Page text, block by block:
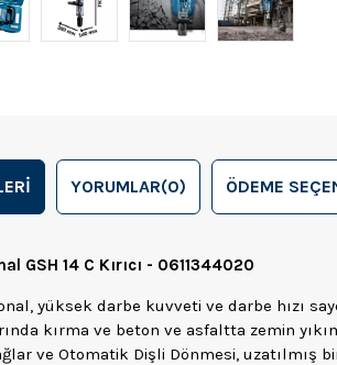
YORUMLAR(0) ÖDEME
GSH 14 C Kırıcı - 0611344020
yüksek darbe kuvveti ve darbe hızı
kırma ve beton ve asfaltta zemin
ve Otomatik Dişli Dönmesi, uzatılmış